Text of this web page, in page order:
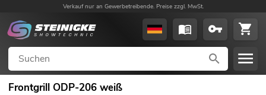
Verkauf nur an Gewerbetreibende. Preise zzgl. MwSt.
Frontgrill ODP-206 weiß